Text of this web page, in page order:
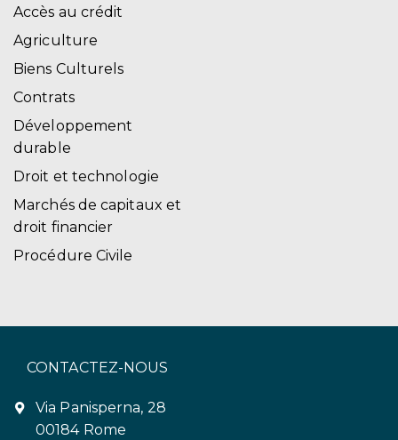
Accès au crédit
Agriculture
Biens Culturels
Contrats
Développement
durable
Droit et technologie
Marchés de capitaux et
droit financier
Procédure Civile
CONTACTEZ-NOUS
Via Panisperna, 28
00184 Rome